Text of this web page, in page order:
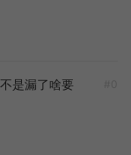
是漏了啥要